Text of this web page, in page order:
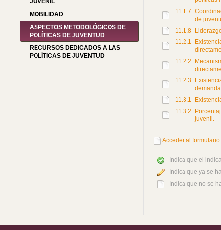
JUVENIL
MOBILIDAD
ASPECTOS METODOLÓGICOS DE
POLÍTICAS DE JUVENTUD
RECURSOS DEDICADOS A LAS
POLÍTICAS DE JUVENTUD
11.1.7
de
11.1.8
11.2.1
11.2.2
11.2.3
11.3.1
11.3.2
juvenil.
Acceder al
Indica que el
Indica que ya se
Indica que no se